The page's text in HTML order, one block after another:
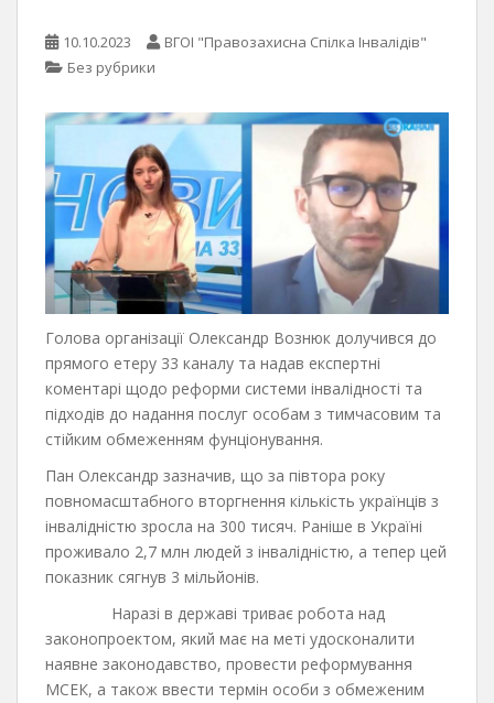
10.10.2023
ВГОІ "Правозахисна Спілка Інвалідів"
Без рубрики
Голова організації Олександр Вознюк долучився до
прямого етеру 33 каналу та надав експертні
коментарі щодо реформи системи інвалідності та
підходів до надання послуг особам з тимчасовим та
стійким обмеженням фунціонування.
Пан Олександр зазначив, що за півтора року
повномасштабного вторгнення кількість українців з
інвалідністю зросла на 300 тисяч. Раніше в Україні
проживало 2,7 млн людей з інвалідністю, а тепер цей
показник сягнув 3 мільйонів.
Наразі в державі триває робота над
законопроектом, який має на меті удосконалити
наявне законодавство, провести реформування
МСЕК, а також ввести термін особи з обмеженим